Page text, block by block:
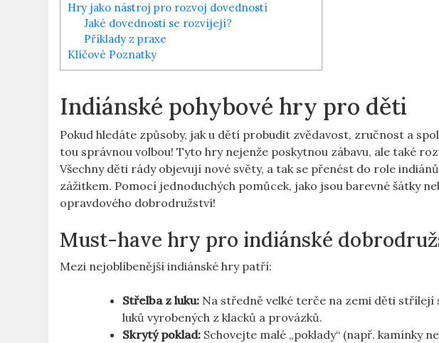
Hry jako nástroj pro rozvoj dovedností
Jaké dovednosti se rozvíjejí?
Příklady z praxe
Klíčové Poznatky
Indiánské pohybové hry pro děti
Pokud hledáte způsoby, jak u dětí probudit zvědavost, zručnost a
tou správnou volbou! Tyto hry nejenže poskytnou zábavu, ale také
Všechny děti rády objevují nové světy, a tak se přenést do role
zážitkem. Pomocí jednoduchých pomůcek, jako jsou barevné šátky
opravdového dobrodružství!
Must-have hry pro indiánské
Mezi nejoblíbenější indiánské hry patří:
Střelba z luku: Na středně velké terče na zemi děti
luků vyrobených z klacků a provázků.
Skrytý poklad: Schovejte malé „poklady“ (např. kamínky